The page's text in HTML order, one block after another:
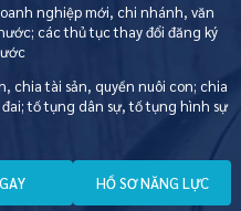
nghiệp mới, chi nhánh, văn
các thủ tục thay đổi đăng ký
chia tài sản, quyền nuôi con; chia
tố tụng dân sự, tố tụng hình sự
GAY HỒ SƠ NĂNG LỰC